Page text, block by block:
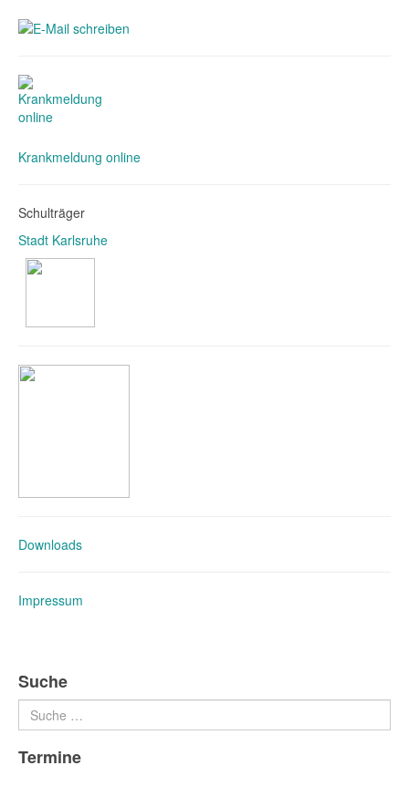
Krankmeldung online
Schulträger
Stadt Karlsruhe
Downloads
Impressum
Suche
Suchen
Termine